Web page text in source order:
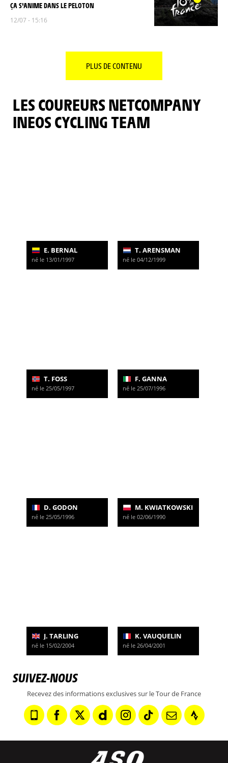
ÇA S'ANIME DANS LE PELOTON
12/07 - 15:16
PLUS DE CONTENU
LES COUREURS NETCOMPANY
INEOS CYCLING TEAM
E. BERNAL
né le 13/01/1997
T. ARENSMAN
né le 04/12/1999
T. FOSS
né le 25/05/1997
F. GANNA
né le 25/07/1996
D. GODON
né le 25/05/1996
M. KWIATKOWSKI
né le 02/06/1990
J. TARLING
né le 15/02/2004
K. VAUQUELIN
né le 26/04/2001
SUIVEZ-NOUS
Recevez des informations exclusives sur le Tour de France